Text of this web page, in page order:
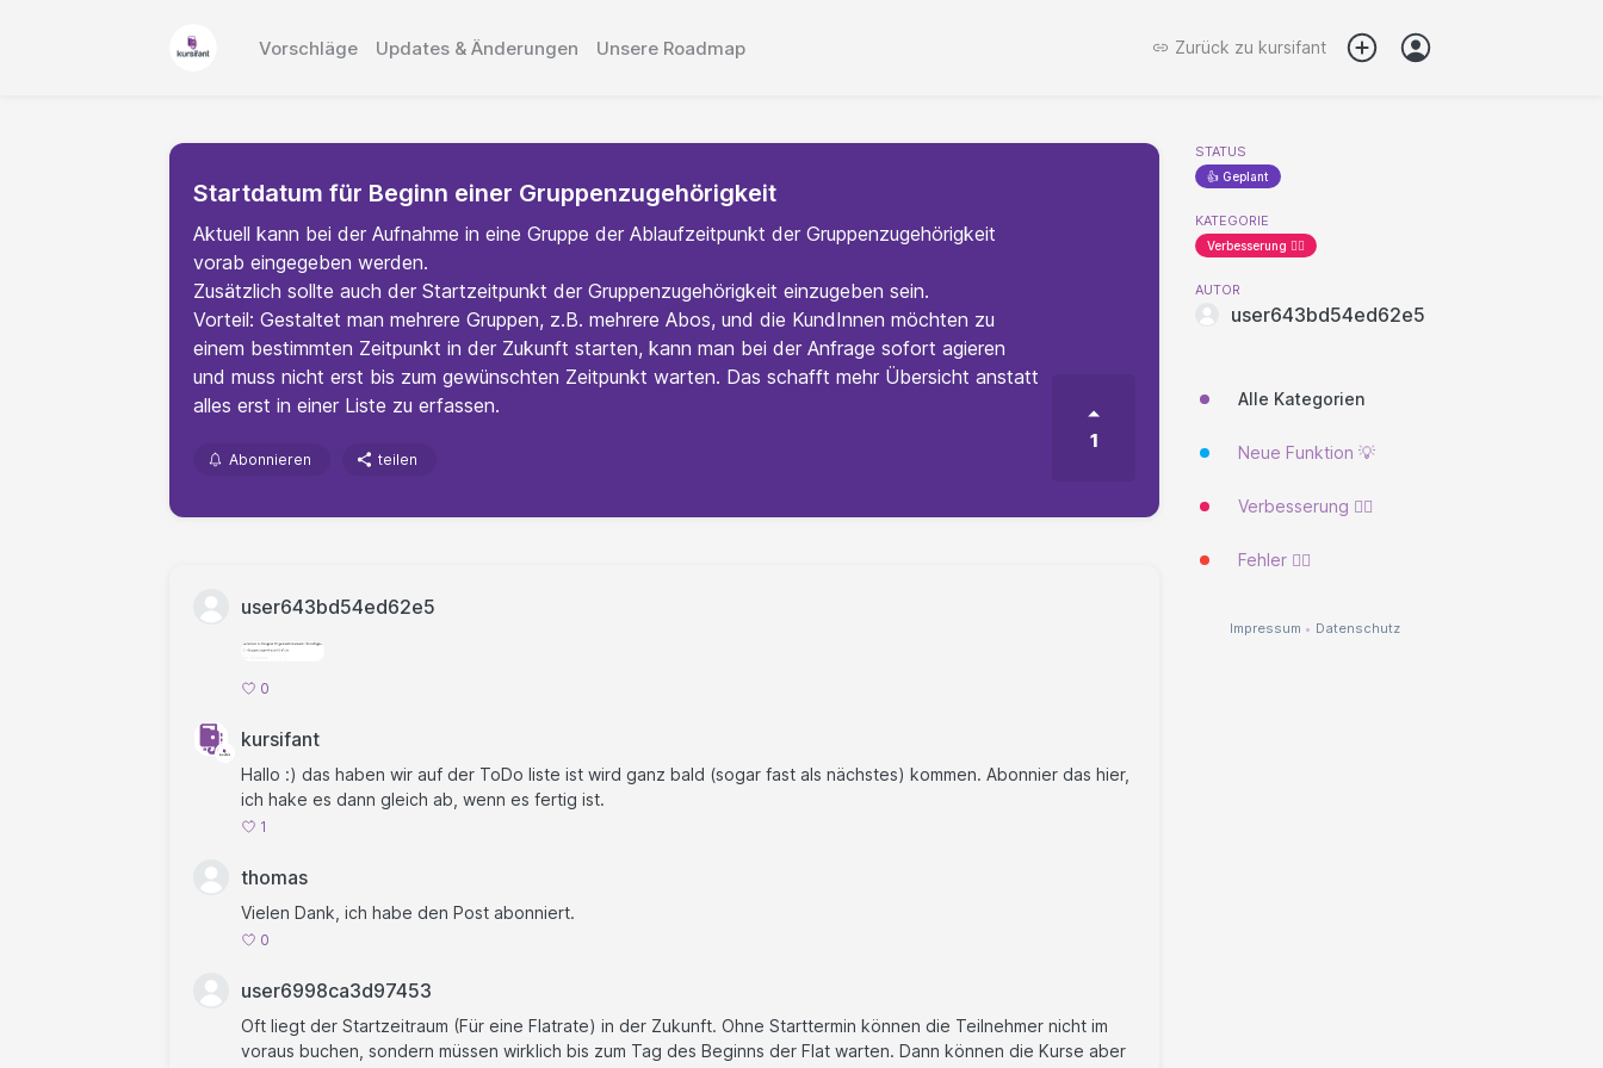
Vorschläge Updates & Änderungen Unsere Roadmap Zurück zu kursifant
Startdatum für Beginn einer Gruppenzugehörigkeit
Aktuell kann bei der Aufnahme in eine Gruppe der Ablaufzeitpunkt der Gruppenzugehörigkeit
vorab eingegeben werden.
Zusätzlich sollte auch der Startzeitpunkt der Gruppenzugehörigkeit einzugeben sein.
Vorteil: Gestaltet man mehrere Gruppen, z.B. mehrere Abos, und die KundInnen möchten zu
einem bestimmten Zeitpunkt in der Zukunft starten, kann man bei der Anfrage sofort agieren
und muss nicht erst bis zum gewünschten Zeitpunkt warten. Das schafft mehr Übersicht anstatt
alles erst in einer Liste zu erfassen.
Abonnieren teilen
1
user643bd54ed62e5
0
kursifant
Hallo :) das haben wir auf der ToDo liste ist wird ganz bald (sogar fast als nächstes) kommen. Abonnier das hier,
ich hake es dann gleich ab, wenn es fertig ist.
1
thomas
Vielen Dank, ich habe den Post abonniert.
0
user6998ca3d97453
Oft liegt der Startzeitraum (Für eine Flatrate) in der Zukunft. Ohne Starttermin können die Teilnehmer nicht im
voraus buchen, sondern müssen wirklich bis zum Tag des Beginns der Flat warten. Dann können die Kurse aber
STATUS
👍 Geplant
KATEGORIE
Verbesserung 🐱‍🏍
AUTOR
user643bd54ed62e5
Alle Kategorien
Neue Funktion 💡
Verbesserung 🐱‍🏍
Fehler 🐱‍💻
Impressum • Datenschutz